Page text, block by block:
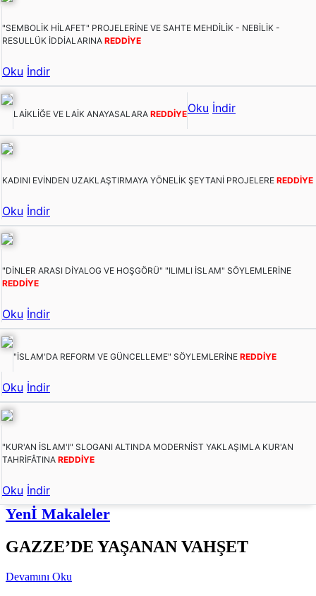
"SEMBOLİK HİLAFET" PROJELERİNE VE SAHTE MEHDİLİK - NEBİLİK -
RESULLÜK İDDİALARINA REDDİYE
Oku İndir
LAİKLİĞE VE LAİK ANAYASALARA REDDİYEOku İndir
KADINI EVİNDEN UZAKLAŞTIRMAYA YÖNELİK ŞEYTANİ PROJELERE REDDİYE
Oku İndir
"DİNLER ARASI DİYALOG VE HOŞGÖRÜ" "ILIMLI İSLAM" SÖYLEMLERİNE
REDDİYE
Oku İndir
"İSLAM'DA REFORM VE GÜNCELLEME" SÖYLEMLERİNE REDDİYE
Oku İndir
"KUR'AN İSLAM'I" SLOGANI ALTINDA MODERNİST YAKLAŞIMLA KUR'AN
TAHRİFÂTINA REDDİYE
Oku İndir
Yenİ Makaleler
GAZZE’DE YAŞANAN VAHŞET
Devamını Oku